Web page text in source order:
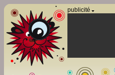
publicité
Panneau de gestion des cookies